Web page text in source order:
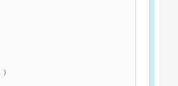
)